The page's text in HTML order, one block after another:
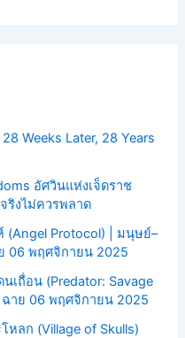
Weeks Later, 28 Years
อัศวินแห่งเจ็ดราช
ริงไม่ควรพลาด
(Angel Protocol) | มนุษย์–
06 พฤศจิกายน 2025
เถื่อน (Predator: Savage
าย 06 พฤศจิกายน 2025
ลก (Village of Skulls)